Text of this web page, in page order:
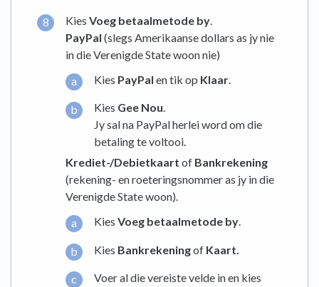
Kies Voeg betaalmetode by.
PayPal (slegs Amerikaanse dollars as jy nie
in die Verenigde State woon nie)
Kies PayPal en tik op Klaar.
Kies Gee Nou.
Jy sal na PayPal herlei word om die
betaling te voltooi.
Krediet-/Debietkaart of Bankrekening
(rekening- en roeteringsnommer as jy in die
Verenigde State woon).
Kies Voeg betaalmetode by.
Kies Bankrekeningof Kaart.
Voer al die vereiste velde in en kies